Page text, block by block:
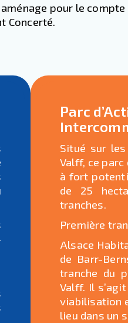
pour le
Concerté.
Parc
Situé sur
Valff, ce
à fort
de 25
tranches.
Première
Alsace
de Barr-
tranche du
Valff. Il
viabilisation
lieu dans un